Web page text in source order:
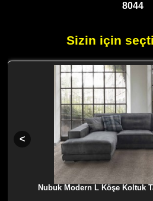
8044
Sizin için
Nubuk Modern L Köşe Koltuk